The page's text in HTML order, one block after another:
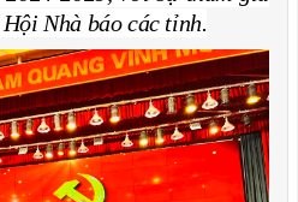
Nhà báo các tỉnh.